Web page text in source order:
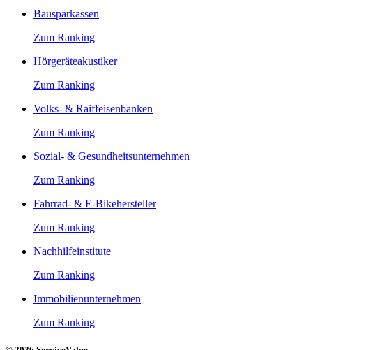
Bausparkassen
Zum Ranking
Hörgeräteakustiker
Zum Ranking
Volks- & Raiffeisenbanken
Zum Ranking
Sozial- & Gesundheitsunternehmen
Zum Ranking
Fahrrad- & E-Bikehersteller
Zum Ranking
Nachhilfeinstitute
Zum Ranking
Immobilienunternehmen
Zum Ranking